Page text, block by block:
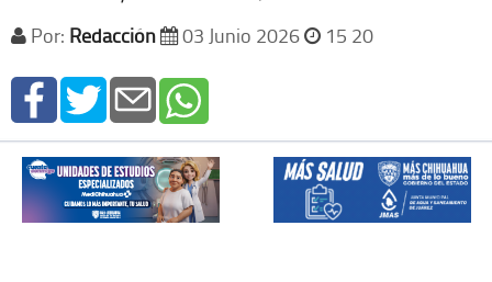
Por: Redacción 03 Junio 2026 15 20